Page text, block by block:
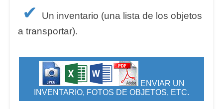
✔
Un inventario (una lista de los objetos
a transportar).
ENVIAR UN
INVENTARIO, FOTOS DE OBJETOS, ETC.